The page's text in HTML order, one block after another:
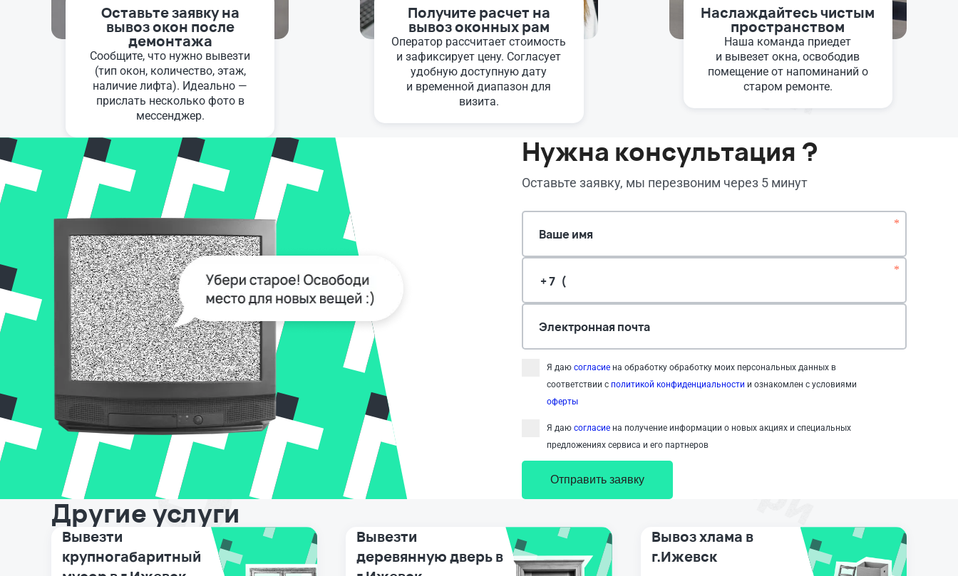
Оставьте заявку на
вывоз окон после
демонтажа
Сообщите, что нужно вывезти
(тип окон, количество, этаж,
наличие лифта). Идеально —
прислать несколько фото в
мессенджер.
Получите расчет на
вывоз оконных рам
Оператор рассчитает стоимость
и зафиксирует цену. Согласует
удобную доступную дату
и временной диапазон для
визита.
Наслаждайтесь чистым
пространством
Наша команда приедет
и вывезет окна, освободив
помещение от напоминаний о
старом ремонте.
Нужна консультация ?
Оставьте заявку, мы перезвоним через 5 минут
Ваше имя
*
*
Электронная почта
Я даю согласие на обработку обработку моих персональных данных в
соответствии с политикой конфиденциальности и ознакомлен с условиями
оферты
Я даю согласие на получение информации о новых акциях и специальных
предложениях сервиса и его партнеров
Отправить заявку
Другие услуги
Вывезти
крупногабаритный
Вывезти
деревянную дверь в
Вывоз хлама в
г.Ижевск